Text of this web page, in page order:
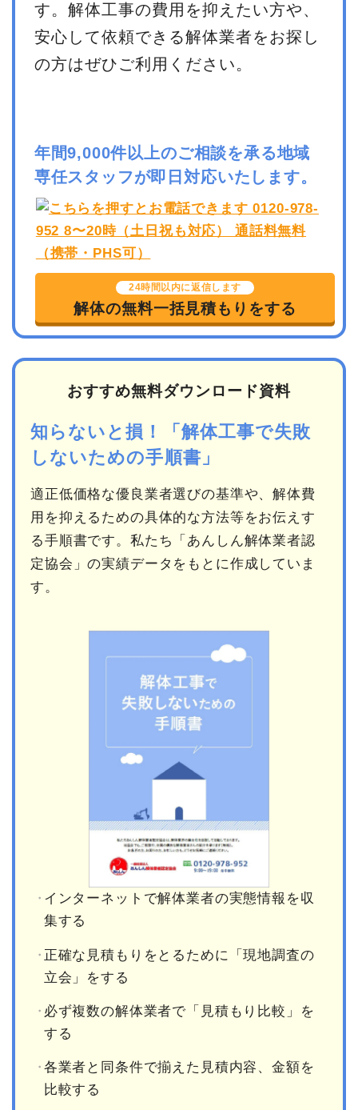
す。解体工事の費用を抑えたい方や、
安心して依頼できる解体業者をお探し
の方はぜひご利用ください。
年間9,000件以上のご相談を承る地域
専任スタッフが即日対応いたします。
24時間以内に返信します
解体の無料一括見積もりをする
おすすめ無料ダウンロード資料
知らないと損！「解体工事で失敗
しないための手順書」
適正低価格な優良業者選びの基準や、解体費
用を抑えるための具体的な方法等をお伝えす
る手順書です。私たち「あんしん解体業者認
定協会」の実績データをもとに作成していま
す。
インターネットで解体業者の実態情報を収
集する
正確な見積もりをとるために「現地調査の
立会」をする
必ず複数の解体業者で「見積もり比較」を
する
各業者と同条件で揃えた見積内容、金額を
比較する